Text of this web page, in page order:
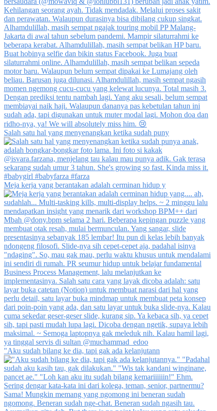
Salah satu hal yang menyenangkan ketika sudah puny
Meja kerja yang berantakan adalah cerminan hidup y
"Aku sudah bilang ke dia, tapi gak ada kelanjutann